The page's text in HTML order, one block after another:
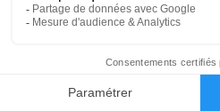
Faire-part
Crématorium de
de Les Sables-d'Olonne
85340 Les Sables-